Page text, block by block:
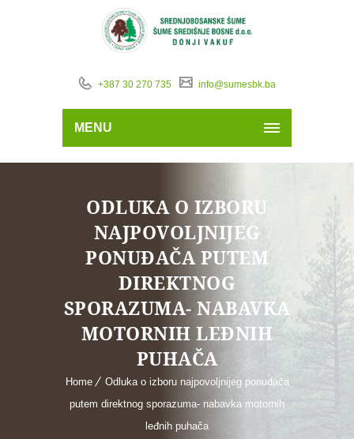
+387 30 270 735 info@sumesbk.ba
MENU
ODLUKA O IZBORU
NAJPOVOLJNIJEG
PONUĐAČA PUTEM
DIREKTNOG
SPORAZUMA- NABAVKA
MOTORNIH LEĐNIH
PUHAČA
Home
Odluka o izboru najpovoljnijeg ponuđača
putem direktnog sporazuma- nabavka motornih
leđnih puhača